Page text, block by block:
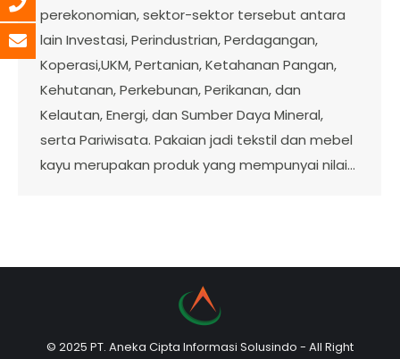
perekonomian, sektor-sektor tersebut antara
lain Investasi, Perindustrian, Perdagangan,
Koperasi,UKM, Pertanian, Ketahanan Pangan,
Kehutanan, Perkebunan, Perikanan, dan
Kelautan, Energi, dan Sumber Daya Mineral,
serta Pariwisata. Pakaian jadi tekstil dan mebel
kayu merupakan produk yang mempunyai nilai…
© 2025 PT. Aneka Cipta Informasi Solusindo - All Right